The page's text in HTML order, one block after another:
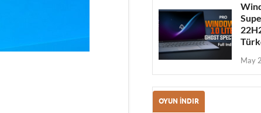
May
OYUN İNDIR